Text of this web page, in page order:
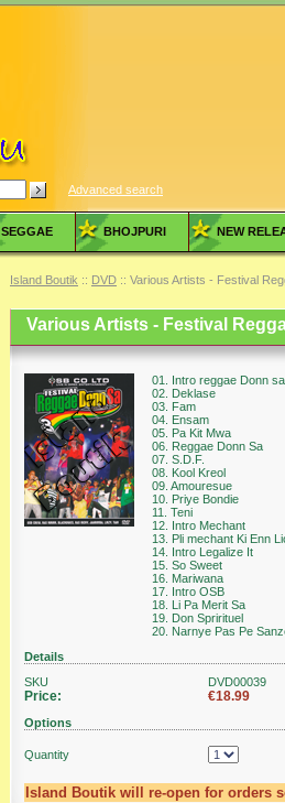
Advanced search
SEGGAE BHOJPURI NEW
Island Boutik :: DVD :: Various Artists - Festival
Various Artists - Festival
01. Intro reggae Donn sa
02. Deklase
03. Fam
04. Ensam
05. Pa Kit Mwa
06. Reggae Donn Sa
07. S.D.F.
08. Kool Kreol
09. Amouresue
10. Priye Bondie
11. Teni
12. Intro Mechant
13. Pli mechant Ki Enn
14. Intro Legalize It
15. So Sweet
16. Mariwana
17. Intro OSB
18. Li Pa Merit Sa
19. Don Sprirituel
20. Narnye Pas Pe
Details
SKU
DVD00039
Price: €18.99
Options
Quantity
Island Boutik will re-open for orders